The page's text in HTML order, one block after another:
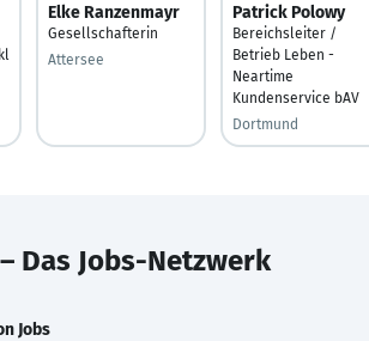
Elke Ranzenmayr
Gesellschafterin
Attersee
Patrick Polowy
Bereichsleiter /
Betrieb Leben -
Neartime
Kundenservice bAV
Dortmund
Das Jobs-Netzwerk
Jobs